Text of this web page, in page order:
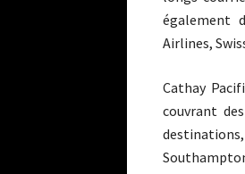
également
Airlines,
Cathay
couvrant